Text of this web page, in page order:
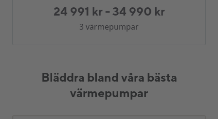
24 991 kr-34 990 kr
3 värmepumpar
Bläddra bland våra bästa
värmepumpar